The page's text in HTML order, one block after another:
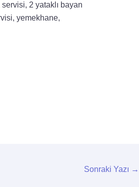
2 yataklı bayan
yemekhane,
Sonraki Yazı →